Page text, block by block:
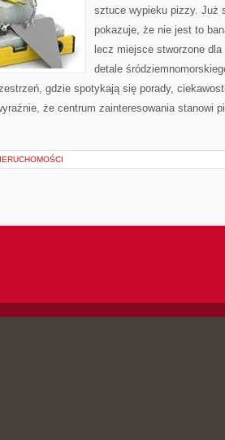
sztuce wypieku pizzy. Już
pokazuje, że nie jest to
lecz miejsce stworzone
detale
gdzie spotykają się porady,
że centrum zainteresowania stanowi